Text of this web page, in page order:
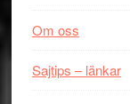
Om oss
Sajtips – länkar